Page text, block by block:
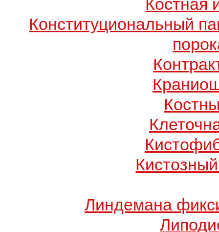
Костная
Конституциональный
Линдемана